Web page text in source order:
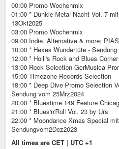
00:00 Promo Wochenmix
01:00 * Dunkle Metal Nacht Vol. 7
13Okt2025
03:00 Promo Wochenmix
09:00 Indie, Alternative & more:
10:00 * Hexes Wundertüte -
12:00 * Holli's Rock and Blues
13:00 Rock Selection GerMusica
15:00 Timezone Records Selection
18:00 * Deep Dive Promo Selection
Sendung vom 25Mrz2024
20:00 * Bluestime 149 Feature
21:00 * Blues'n'Roll Vol. 23 by Urs
22:00 * Moondance Xmas Special
Sendungvom2Dez2023
All times are CET | UTC +1